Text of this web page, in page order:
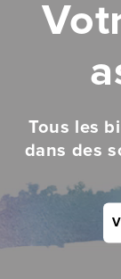
Tous les
dans des